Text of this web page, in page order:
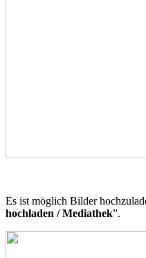
Es ist möglich Bilder
hochladen / Mediathek”.